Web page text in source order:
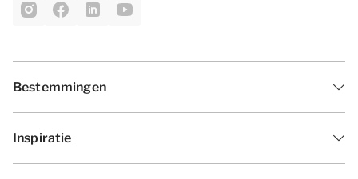
Bestemmingen
Inspiratie